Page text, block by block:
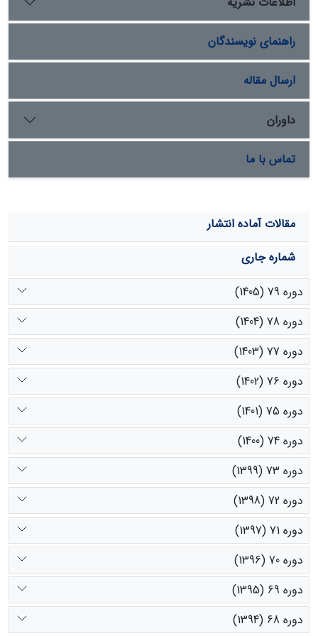
همچنین متغیرهای وجود یک سازمان مدیریتی جهت
مشارکت، آشنایی با محیط‌زیست، داشتن سواد زیست‌محیطی
و حمایت‌های مالی دولت از طرح‌ها، اثر مثبت و معنی‌داری بر
تمایل به پرداخت افراد جهت حفاظت از دشت گشت دارند.
ریال به ازای هر فرد به‌دست آمد.
راهنمای نویسندگان
ارسال مقاله
داوران
تماس با ما
مقالات آماده انتشار
شماره جاری
دوره 79 (1405)
دوره 78 (1404)
دوره 77 (1403)
دوره 76 (1402)
دوره 75 (1401)
دوره 74 (1400)
دوره 73 (1399)
دوره 72 (1398)
دوره 71 (1397)
دوره 70 (1396)
دوره 69 (1395)
دوره 68 (1394)